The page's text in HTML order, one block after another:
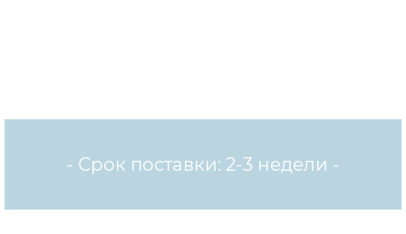
- Срок поставки: 2-3 недели -